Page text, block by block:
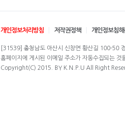
개인정보처리방침 저작권정책 개인정보침
[31539] 충청남도 아산시 신창면 황산길 100-50
홈페이지에 게시된 이메일 주소가 자동수집되는
Copyright(C) 2015. BY K.N.P.U All Right